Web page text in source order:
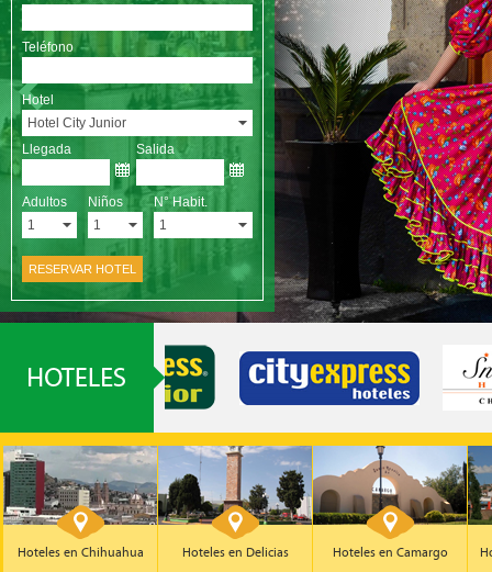
Hoteles en Chihuahua Hoteles en Delicias Hoteles en Camargo